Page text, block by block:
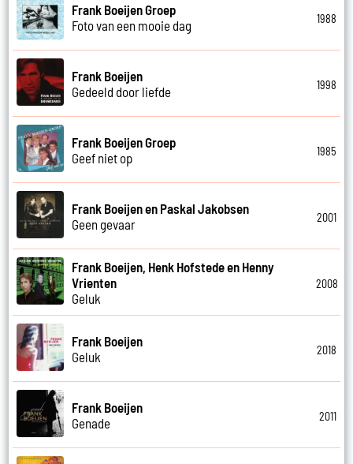
Frank Boeijen Groep
Foto van een mooie dag
1988
Frank Boeijen
Gedeeld door liefde
1998
Frank Boeijen Groep
Geef niet op
1985
Frank Boeijen en Paskal Jakobsen
Geen gevaar
2001
Frank Boeijen, Henk Hofstede en Henny
Vrienten
Geluk
2008
Frank Boeijen
Geluk
2018
Frank Boeijen
Genade
2011